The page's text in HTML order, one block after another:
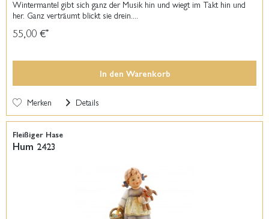
Wintermantel gibt sich ganz der Musik hin und wiegt im Takt hin und
her. Ganz verträumt blickt sie drein....
55,00 €*
In den Warenkorb
Merken Details
Fleißiger Hase
Hum 2423